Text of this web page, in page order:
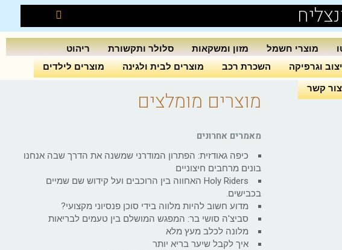
מוצרי חשמל מזון ומשקאות סלולר ותקשורת
ריהוט
וגרפיקה השכרת רכב מוצרים לבית ולגינה מוצרים לילדים
צור קשר מוצרים מומלצים
מאמרים אחרונים
כיפה גאודזית: הפתרון המודרני שמשנה את הדרך שבה אנחנו
בונים מרחבים חיצוניים
Holy Riders האחווה בין הרוכבים ועל קידוש שם שמיים
בכבישים.
מדוע חשוב להיות מלווה בידי סוכן פנסיוני מקצועי?
סביצ'ה סושי בר: המפגש המושלם בין טעמים לבריאות
מלונה לכלב מעץ מלא
איך לקבל שיער בריא יותר